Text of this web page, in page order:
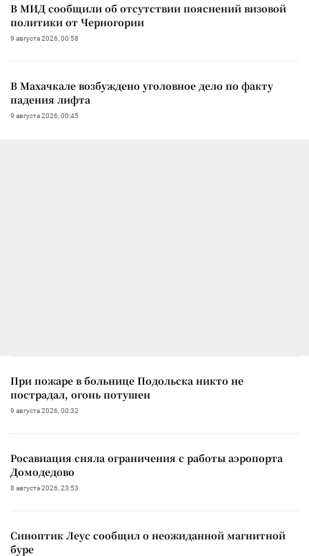
В МИД сообщили об отсутствии пояснений визовой
политики от Черногории
9 августа 2026, 00:58
В Махачкале возбуждено уголовное дело по факту
падения лифта
9 августа 2026, 00:45
При пожаре в больнице Подольска никто не
пострадал, огонь потушен
9 августа 2026, 00:32
Росавиация сняла ограничения с работы аэропорта
Домодедово
8 августа 2026, 23:53
Синоптик Леус сообщил о неожиданной магнитной
буре